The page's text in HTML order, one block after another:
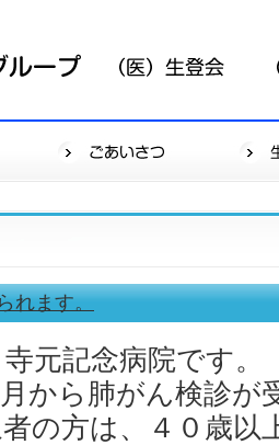
れます。
元記念病院です。
から肺がん検診が
の方は、４０歳以